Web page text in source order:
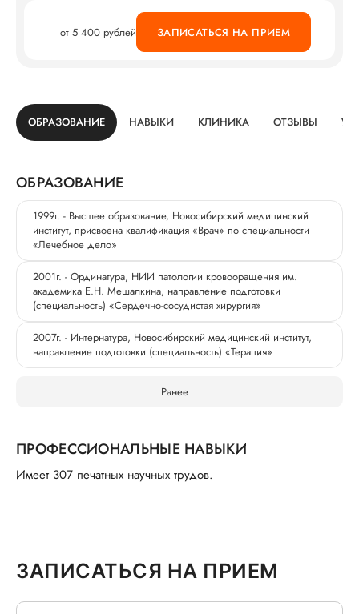
от 5 400 рублей ЗАПИСАТЬСЯ НА ПРИЕМ
ОБРАЗОВАНИЕ НАВЫКИ КЛИНИКА ОТЗЫВЫ
ОБРАЗОВАНИЕ
1999г. - Высшее образование, Новосибирский медицинский
институт, присвоена квалификация «Врач» по специальности
«Лечебное дело»
2001г. - Ординатура, НИИ патологии кровооращения им.
академика Е.Н. Мешалкина, направление подготовки
(специальность) «Сердечно-сосудистая хирургия»
2007г. - Интернатура, Новосибирский медицинский институт,
направление подготовки (специальность) «Терапия»
Ранее
ПРОФЕССИОНАЛЬНЫЕ НАВЫКИ
Имеет 307 печатных научных трудов.
ЗАПИСАТЬСЯ НА ПРИЕМ